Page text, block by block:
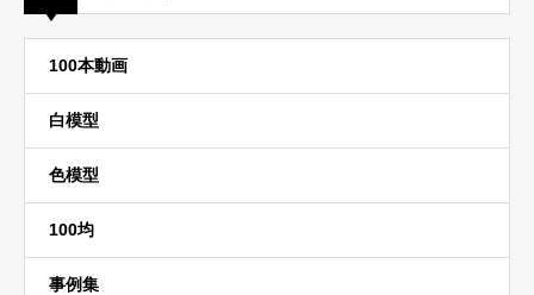
100本動画
白模型
色模型
100均
事例集